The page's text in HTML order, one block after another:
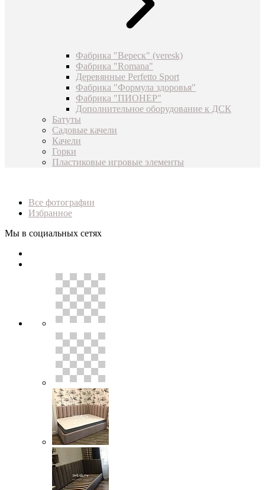
Фабрика "Вереск" (veresk)
Фабрика "Romana"
Деревянные Perfetto Sport
Фабрика "Формула здоровья"
Фабрика "ПИОНЕР"
Дополнительное оборудование к ДСК
Батуты
Садовые качели
Качели
Горки
Пластиковые игровые элементы
Все фотографии
Избранное
Мы в социальных сетях